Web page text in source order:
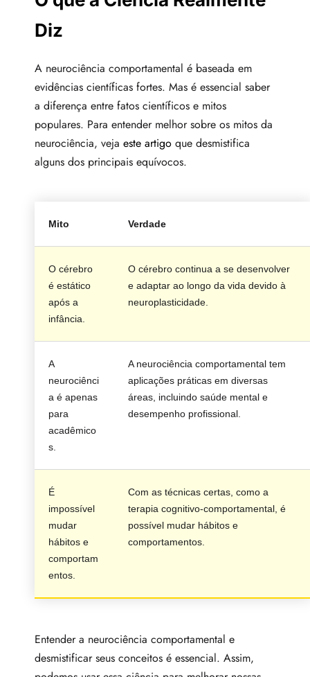
Diz
A neurociência comportamental é baseada em
evidências científicas fortes. Mas é essencial saber
a diferença entre fatos científicos e mitos
populares. Para entender melhor sobre os mitos da
neurociência, veja este artigo que desmistifica
alguns dos principais equívocos.
Mito Verdade
O cérebro
é estático
após a
infância.
O cérebro continua a se desenvolver
e adaptar ao longo da vida devido à
neuroplasticidade.
A
neurociênci
a é apenas
para
acadêmico
s.
A neurociência comportamental tem
aplicações práticas em diversas
áreas, incluindo saúde mental e
desempenho profissional.
É
impossível
mudar
hábitos e
comportam
entos.
Com as técnicas certas, como a
terapia cognitivo-comportamental, é
possível mudar hábitos e
comportamentos.
Entender a neurociência comportamental e
desmistificar seus conceitos é essencial. Assim,